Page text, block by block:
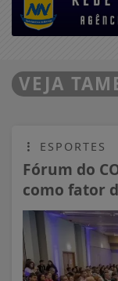
VEJA
ESPORTES
Fórum do
como fator